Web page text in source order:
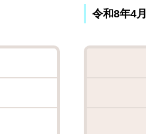
令和8年4